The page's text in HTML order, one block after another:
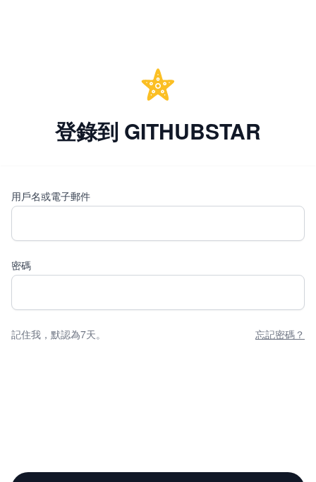
登錄到 GITHUBSTAR
用戶名或電子郵件
密碼
記住我，默認為7天。 忘記密碼？